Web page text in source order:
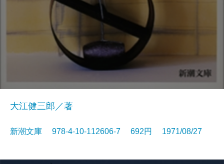
大江健三郎／著
新潮文庫 978-4-10-112606-7 692円 1971/08/27